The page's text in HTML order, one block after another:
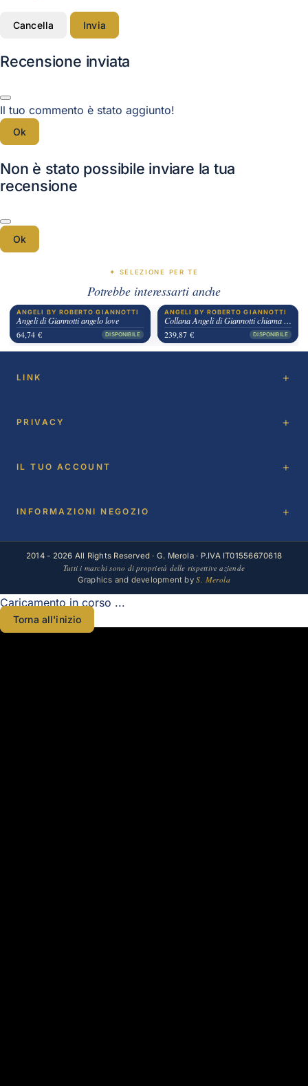
Cancella Invia
Recensione inviata
Il tuo commento è stato aggiunto!
Ok
Non è stato possibile inviare la tua
recensione
Ok
✦ SELEZIONE PER TE
Potrebbe interessarti anche
ANGELI BY ROBERTO GIANNOTTI
Angeli di Giannotti angelo love
64,74 €
DISPONIBILE
ANGELI BY ROBERTO GIANNOTTI
Collana Angeli di Giannotti chiama angeli pietra a cuore
239,87 €
DISPONIBILE
LINK
PRIVACY
IL TUO ACCOUNT
INFORMAZIONI NEGOZIO
2014 - 2026 All Rights Reserved · G. Merola · P.IVA IT01556670618
Tutti i marchi sono di proprietà delle rispettive aziende
Graphics and development byS. Merola
Caricamento in corso ...
Torna all'inizio